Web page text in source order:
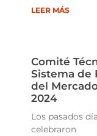
LEER MÁS
Comité
Sistema de
del
2024
Los pasados
celebraron